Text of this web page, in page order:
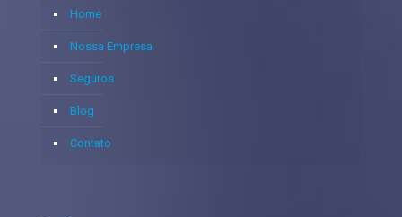
Home
Nossa Empresa
Seguros
Blog
Contato